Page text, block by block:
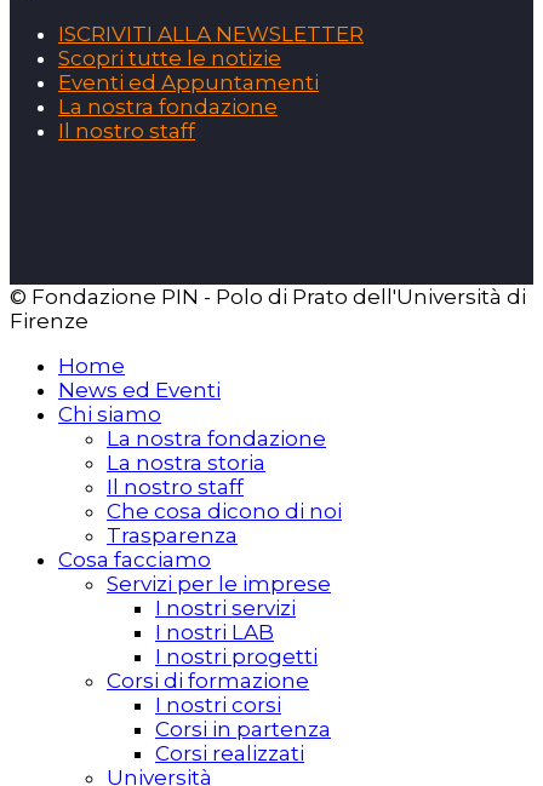
ISCRIVITI ALLA NEWSLETTER
Scopri tutte le notizie
Eventi ed Appuntamenti
La nostra fondazione
Il nostro staff
© Fondazione PIN - Polo di Prato dell'Università di
Firenze
Home
News ed Eventi
Chi siamo
La nostra fondazione
La nostra storia
Il nostro staff
Che cosa dicono di noi
Trasparenza
Cosa facciamo
Servizi per le imprese
I nostri servizi
I nostri LAB
I nostri progetti
Corsi di formazione
I nostri corsi
Corsi in partenza
Corsi realizzati
Università